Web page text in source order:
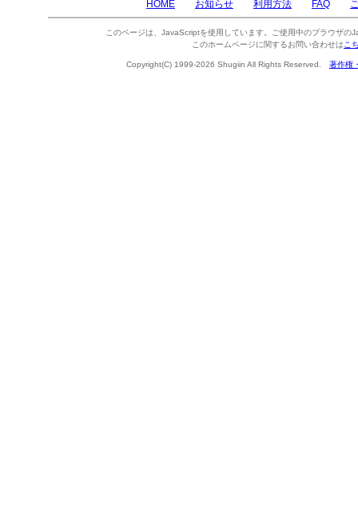
HOME お知らせ 利用方法 FAQ
このページは、JavaScriptを使用しています。ご使用中のブラウザの
このホームページに関するお問い合わせは こ
Copyright(C) 1999-2026 Shugiin All Rights Reserved. 著作権